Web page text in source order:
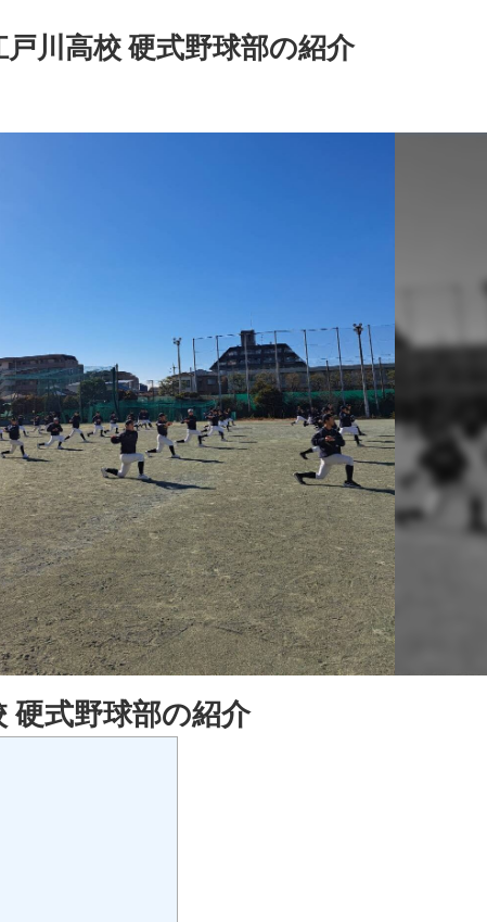
戸川高校 硬式野球部の紹介
硬式野球部の紹介